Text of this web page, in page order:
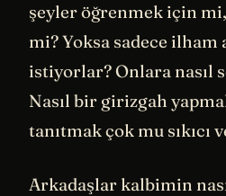
şeyler öğrenmek için
mi? Yoksa sadece ilham
istiyorlar? Onlara nasıl
Nasıl bir girizgah
tanıtmak çok mu sıkıcı
Arkadaşlar kalbimin nasıl